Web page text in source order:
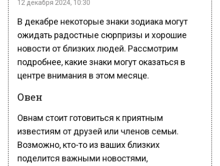
В декабре некоторые знаки зодиака могут
ожидать радостные сюрпризы и хорошие
новости от близких людей. Рассмотрим
подробнее, какие знаки могут оказаться в
центре внимания в этом месяце.
Овен
Овнам стоит готовиться к приятным
известиям от друзей или членов семьи.
Возможно, кто-то из ваших близких
поделится важными новостями,